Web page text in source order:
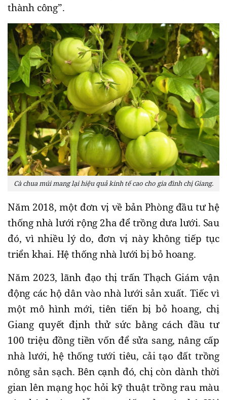
thành công”.
Cà chua múi mang lại hiệu quả kinh tế cao cho gia đình chị Giang.
Năm 2018, một đơn vị về bản Phòng đầu tư hệ
thống nhà lưới rộng 2ha để trồng dưa lưới. Sau
đó, vì nhiều lý do, đơn vị này không tiếp tục
triển khai. Hệ thống nhà lưới bị bỏ hoang.
Năm 2023, lãnh đạo thị trấn Thạch Giám vận
động các hộ dân vào nhà lưới sản xuất. Tiếc vì
một mô hình mới, tiên tiến bị bỏ hoang, chị
Giang quyết định thử sức bằng cách đầu tư
100 triệu đồng tiền vốn để sửa sang, nâng cấp
nhà lưới, hệ thống tưới tiêu, cải tạo đất trồng
nông sản sạch. Bên cạnh đó, chị còn dành thời
gian lên mạng học hỏi kỹ thuật trồng rau màu